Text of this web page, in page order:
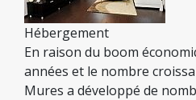
Hébergement
En raison du boom
années et le nombre
Mures a développé de